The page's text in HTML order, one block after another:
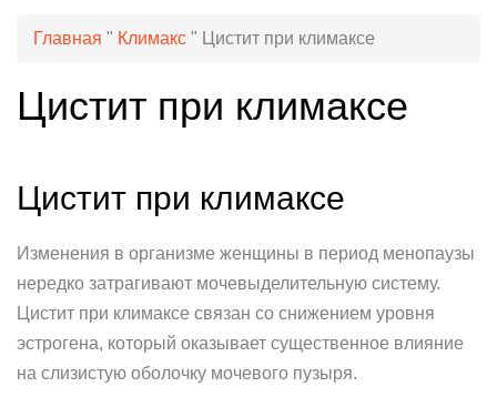
Главная " Климакс " Цистит при климаксе
Цистит при климаксе
Цистит при климаксе
Изменения в организме женщины в период менопаузы
нередко затрагивают мочевыделительную систему.
Цистит при климаксе связан со снижением уровня
эстрогена, который оказывает существенное влияние
на слизистую оболочку мочевого пузыря.